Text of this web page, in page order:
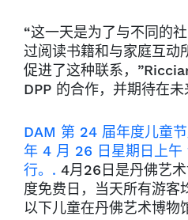
“这一天是为了与不同的
过阅读书籍和与家庭互动
促进了这种联系，
DPP 的合作，并期待在
DAM 第 24 届年度儿童
年 4 月 26 日星期日上午
行。. 4月26日是丹佛艺
度免费日，当天所有游客
以下儿童在丹佛艺术博物